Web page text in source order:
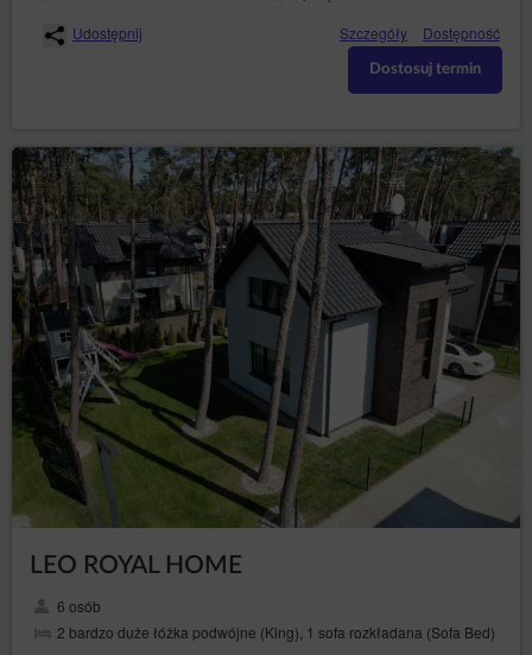
z wyrażeniem zgody na geolokalizację. Dane są
przetwarzane do czasu zakończenia korzystania przez
stan wiedzy technicznej, koszt wdrażania oraz
charakter, zakres i cele przetwarzania oraz ryzyko
naruszenia praw lub wolności osób fizycznych o
różnym prawdopodobieństwie wystąpienia i wadze,
Administrator wdraża odpowiednie środki techniczne i
organizacyjne, aby zapewnić stopień bezpieczeństwa
odpowiadający temu ryzyku.
Działania marketingowe administratora
Na stronie Serwisu Administrator danych może zamieszczać
informacje marketingowe o swoich produktach lub
usługach. Wyświetlanie tych treści jest dokonywane przez
Administratora danych zgodnie z art. 6 ust.1 lit. f RODO, tj.
zgodnie z prawnie uzasadnionym interesem Administratora
danych polegającym na publikacji treści związanych ze
świadczonymi usługami oraz treści promocyjnych akcji, w
które Administrator danych jest zaangażowany.
Jednocześnie działanie to nie narusza praw i wolności
Gości/Użytkowników, Goście/Użytkownicy spodziewają się
oczekują lub jest to ich bezpośrednim celem wizyty na
stronie/stronach Serwisu.
Odbiorcy danych Użytkowników
Administrator danych ujawnia dane osobowe Użytkowników
Udostępnij
Szczegóły Dostępność
Dostosuj termin
LEO ROYAL HOME
6 osób
2 bardzo duże łóżka podwójne (King), 1 sofa rozkładana (Sofa Bed)